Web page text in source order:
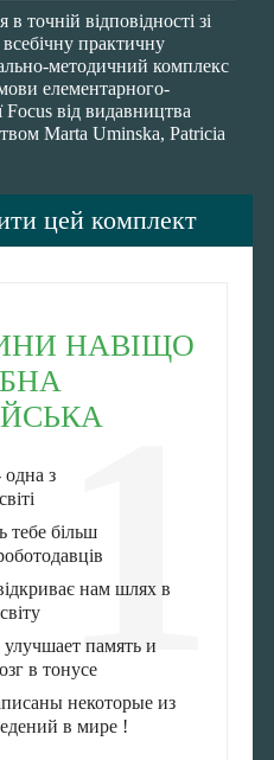
точній відповідності зі
всебічну практичну
методичний комплекс
мови елементарного-
Focus від видавництва
Marta Uminska, Patricia
цей комплект
1
НАВІЩО
одна з
тебе більш
нам шлях в
память и
в тонусе
некоторые из
в мире !